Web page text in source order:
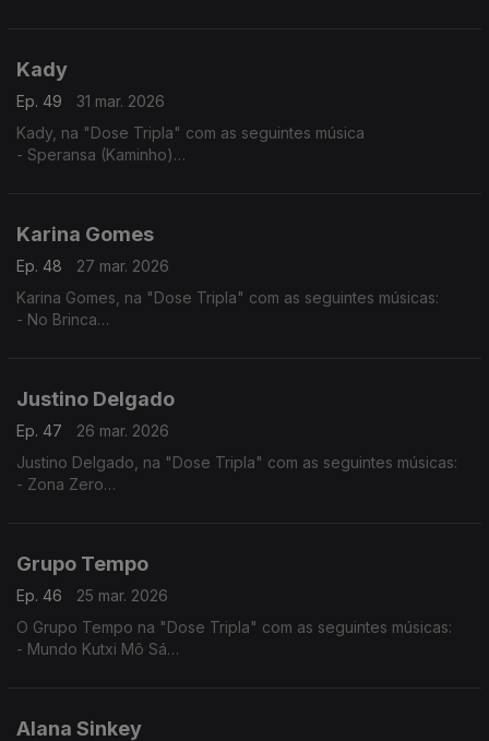
Kady
Ep. 49
31 mar. 2026
Kady, na "Dose Tripla" com as seguintes música
- Speransa (Kaminho)
Karina Gomes
Ep. 48
27 mar. 2026
Karina Gomes, na "Dose Tripla" com as seguintes músicas:
- No Brinca
Justino Delgado
Ep. 47
26 mar. 2026
Justino Delgado, na "Dose Tripla" com as seguintes músicas:
- Zona Zero
Grupo Tempo
Ep. 46
25 mar. 2026
O Grupo Tempo na "Dose Tripla" com as seguintes músicas:
- Mundo Kutxi Mô Sá
Alana Sinkey